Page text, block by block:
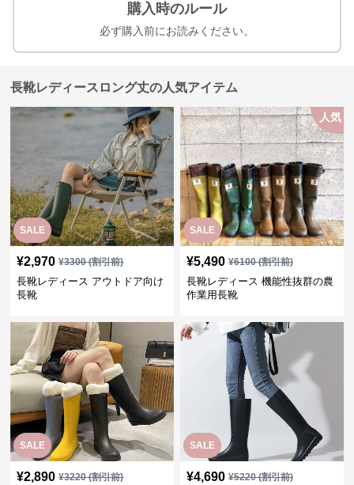
購入時のルール
必ず購入前にお読みください。
長靴レディースロング丈の人気アイテム
SALE
¥2,970 ¥3300(割引前)
長靴レディース アウトドア向け
長靴
SALE
人気
¥5,490 ¥6100(割引前)
長靴レディース 機能性抜群の農
作業用長靴
SALE
¥2,890 ¥3220(割引前)
SALE
¥4,690 ¥5220(割引前)